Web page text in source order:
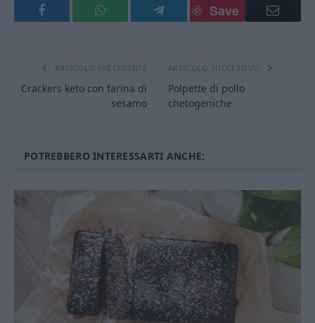
Facebook WhatsApp Telegram
Save
Email
ARTICOLO PRECEDENTE
Crackers keto con farina di
sesamo
ARTICOLO SUCCESSIVO
Polpette di pollo
chetogeniche
POTREBBERO INTERESSARTI ANCHE: